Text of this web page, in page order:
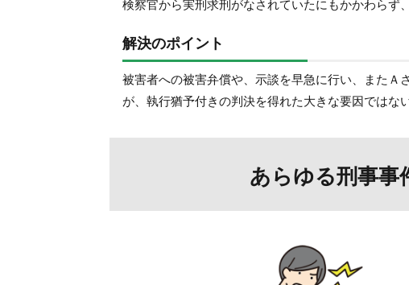
検察官から実刑求刑がなされていたにもかかわらず
解決のポイント
被害者への被害弁償や、示談を早急に行い、またＡ
が、執行猶予付きの判決を得れた大きな要因ではな
あらゆる刑事事